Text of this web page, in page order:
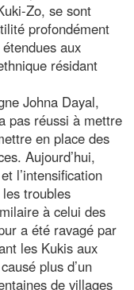
Zo, se sont
profondément
aux
résidant
Johna Dayal,
pas réussi à mettre
en place des
Aujourd’hui,
l’intensification
troubles
à celui des
a été ravagé par
les Kukis aux
plus d’un
de villages